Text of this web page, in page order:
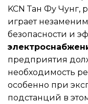
KCN Тан Фу Чунг,
играет
безопасности и
предприятия
необходимость
особенно при
подстанций в